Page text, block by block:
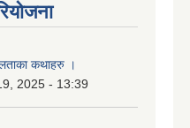
कथाहरु ।
2025 - 13:39